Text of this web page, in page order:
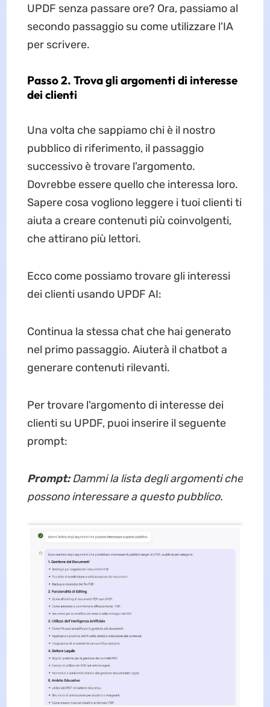
UPDF senza passare ore? Ora, passiamo al
secondo passaggio su come utilizzare l'IA
per scrivere.
Passo 2. Trova gli argomenti di interesse
dei clienti
Una volta che sappiamo chi è il nostro
pubblico di riferimento, il passaggio
successivo è trovare l'argomento.
Dovrebbe essere quello che interessa loro.
Sapere cosa vogliono leggere i tuoi clienti ti
aiuta a creare contenuti più coinvolgenti,
che attirano più lettori.
Ecco come possiamo trovare gli interessi
dei clienti usando UPDF AI:
Continua la stessa chat che hai generato
nel primo passaggio. Aiuterà il chatbot a
generare contenuti rilevanti.
Per trovare l'argomento di interesse dei
clienti su UPDF, puoi inserire il seguente
prompt:
Prompt:Dammi la lista degli argomenti che
possono interessare a questo pubblico.